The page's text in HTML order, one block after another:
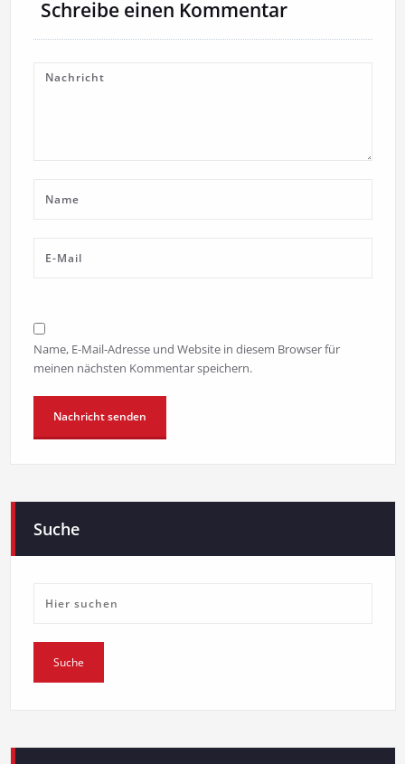
Schreibe einen Kommentar
Name, E-Mail-Adresse und Website in diesem Browser für
meinen nächsten Kommentar speichern.
Suche